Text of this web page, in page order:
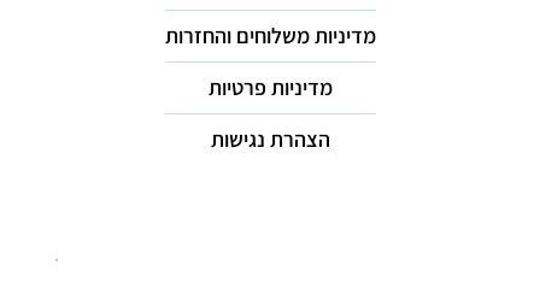
מדיניות משלוחים והחזרות
מדיניות פרטיות
הצהרת נגישות